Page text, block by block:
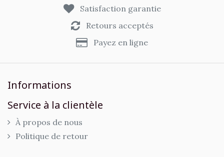
Satisfaction garantie
Retours acceptés
Payez en ligne
Informations
Service à la clientèle
À propos de nous
Politique de retour